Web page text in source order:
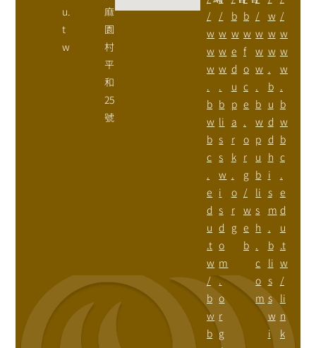
u.
t
w
麻
園
村
平
和
25
號
/
w
w
w
.
b
w
b
c
.
e
d
u
.t
w
/
b
w
b
/
w
w
w
.
b
li
s
s
w
i
s
d
o
m
.
o
r
g
b
w
e
d
u
p
a
r
k
.
o
r
g
b
w
f
o
c
e
.
o
r
g
/
w
e
b
/
w
w
w
.
b
w
p
u
b
li
s
h
.
c
o
m
w
w
w
.
b
u
d
d
h
i
s
m
.
b
li
s
s
w
i
/
w
w
w
.
b
w
b
c
.
e
d
u
.t
w
/
li
n
k